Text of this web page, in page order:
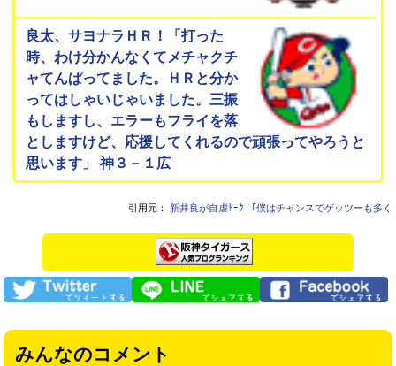
良太、サヨナラＨＲ！「打った
時、わけ分かんなくてメチャクチ
ャてんぱってました。ＨＲと分か
ってはしゃいじゃいました。三振
もしますし、エラーもフライを落
としますけど、応援してくれるので頑張ってやろうと
思います」 神３－１広
引用元： 新井良が自虐ﾄｰｸ 「僕はチャンスでゲッツーも多く
みんなのコメント